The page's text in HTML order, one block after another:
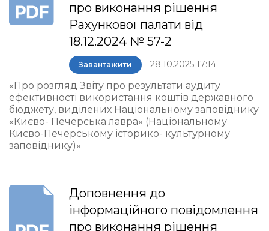
про виконання рішення
Рахункової палати від
18.12.2024 № 57-2
Завантажити 28.10.2025 17:14
«Про розгляд Звіту про результати аудиту
ефективності використання коштів державного
бюджету, виділених Національному заповіднику
«Києво- Печерська лавра» (Національному
Києво-Печерському історико- культурному
заповіднику)»
Доповнення до
інформаційного повідомлення
про виконання рішення